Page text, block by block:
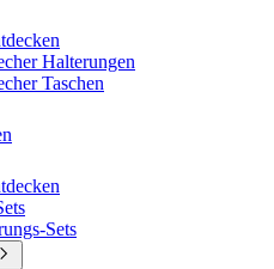
Halterungen
Taschen
Sets